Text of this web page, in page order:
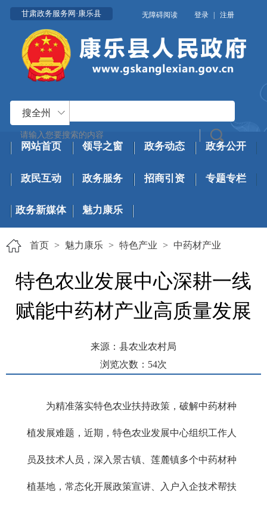
甘肃政务服务网·康乐县 无障碍阅读 登录 | 注册
搜全州
网站首页 领导之窗 政务动态 政务公开
政民互动 政务服务 招商引资 专题专栏
政务新媒体 魅力康乐
首页 > 魅力康乐 > 特色产业 > 中药材产业
特色农业发展中心深耕一线
赋能中药材产业高质量发展
来源：县农业农村局
浏览次数： 54次
为精准落实特色农业扶持政策，破解中药材种
植发展难题，近期，特色农业发展中心组织工作人
员及技术人员，深入景古镇、莲麓镇多个中药材种
植基地，常态化开展政策宣讲、入户入企技术帮扶